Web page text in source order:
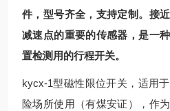
件，型号齐全，支持定制。接
减速点的重要的传感器，是一
置检测用的行程开关。
kycx-1型磁性限位开关，适用
险场所使用（有煤安证），作